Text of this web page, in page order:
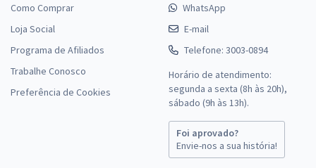
Como Comprar
Loja Social
Programa de Afiliados
Trabalhe Conosco
Preferência de Cookies
WhatsApp
E-mail
Telefone: 3003-0894
Horário de atendimento:
segunda a sexta (8h às 20h),
sábado (9h às 13h).
Foi aprovado?
Envie-nos a sua história!